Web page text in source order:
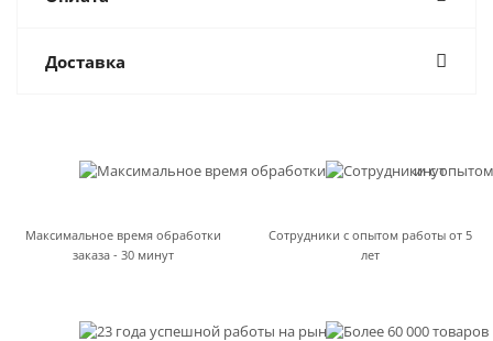
Доставка
Максимальное время обработки
заказа - 30 минут
Сотрудники с опытом работы от 5
лет